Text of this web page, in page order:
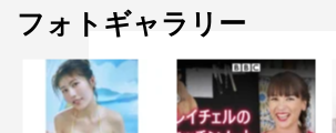
フォトギャラリー